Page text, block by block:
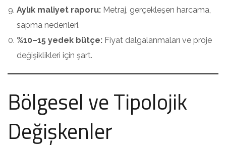
Aylık maliyet raporu: Metraj, gerçekleşen harcama,
sapma nedenleri.
%10–15 yedek bütçe: Fiyat dalgalanmaları ve proje
değişiklikleri için şart.
Bölgesel ve Tipolojik
Değişkenler